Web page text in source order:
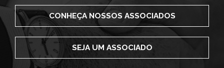
CONHEÇA NOSSOS ASSOCIADOS
SEJA UM ASSOCIADO